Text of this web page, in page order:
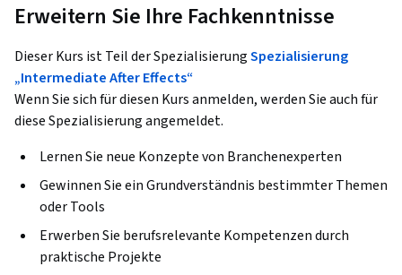
Erweitern Sie Ihre Fachkenntnisse
Dieser Kurs ist Teil der SpezialisierungSpezialisierung
„Intermediate After Effects“
Wenn Sie sich für diesen Kurs anmelden, werden Sie auch für
diese Spezialisierung angemeldet.
Lernen Sie neue Konzepte von Branchenexperten
Gewinnen Sie ein Grundverständnis bestimmter Themen
oder Tools
Erwerben Sie berufsrelevante Kompetenzen durch
praktische Projekte